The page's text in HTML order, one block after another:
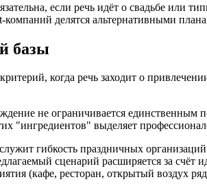
если речь идёт о свадьбе или
делятся альтернативными
базы
когда речь заходит о
не ограничивается
"ингредиентов" выделяет
гибкость праздничных
сценарий расширяется за
(кафе, ресторан, открытый воздух